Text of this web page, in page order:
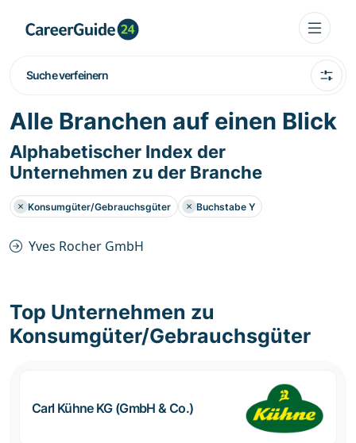
Suche verfeinern
Alle Branchen auf einen Blick
Alphabetischer Index der
Unternehmen zu der Branche
Konsumgüter/Gebrauchsgüter Buchstabe Y
Yves Rocher GmbH
Top Unternehmen zu
Konsumgüter/Gebrauchsgüter
Carl Kühne KG (GmbH & Co.)